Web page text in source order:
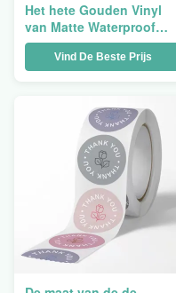
Het hete Gouden Vinyl
van Matte Waterproof
Labels Sticker White van
het Wijnetiket Stickers
Vind De Beste Prijs